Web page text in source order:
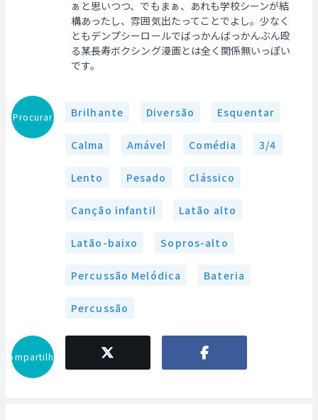
ぁと思いつつ、でもまぁ、あれも学校シーンが結
構あったし、雰囲気出たってことでよし。少なく
ともデンプシーロールでばっかんばっかんぶん殴
る某長寿ボクシング漫画とは全く関係無いっぽい
です。
Procurar Brilhante Diversão Esquentar
Calma Amável Comédia 3/4
Lento Pesado Clássico
Canção infantil Latão alto
Latão-baixo Sopros-alto
Percussão Melódica Bateria
Percussão
Compartilhar